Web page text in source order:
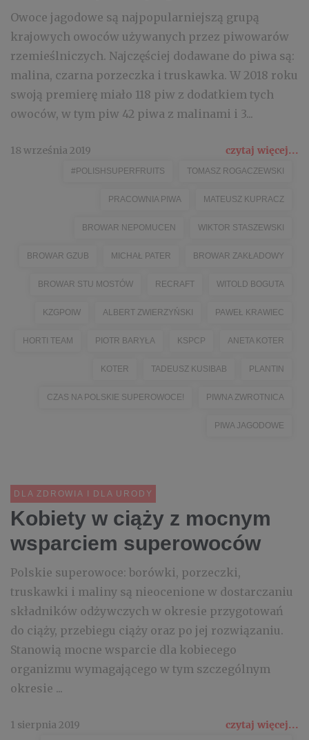
Owoce jagodowe są najpopularniejszą grupą
krajowych owoców używanych przez piwowarów
rzemieślniczych. Najczęściej dodawane do piwa są:
malina, czarna porzeczka i truskawka. W 2018 roku
swoją premierę miało 118 piw z dodatkiem tych
owoców, w tym piw 42 piwa z malinami i 3...
18 września 2019 czytaj więcej...
#POLISHSUPERFRUITS TOMASZ ROGACZEWSKI
PRACOWNIA PIWA MATEUSZ KUPRACZ
BROWAR NEPOMUCEN WIKTOR STASZEWSKI
BROWAR GZUB MICHAŁ PATER BROWAR ZAKŁADOWY
BROWAR STU MOSTÓW RECRAFT WITOLD BOGUTA
KZGPOIW ALBERT ZWIERZYŃSKI PAWEŁ KRAWIEC
HORTI TEAM PIOTR BARYŁA KSPCP ANETA KOTER
KOTER TADEUSZ KUSIBAB PLANTIN
CZAS NA POLSKIE SUPEROWOCE! PIWNA ZWROTNICA
PIWA JAGODOWE
DLA ZDROWIA I DLA URODY
Kobiety w ciąży z mocnym
wsparciem superowoców
Polskie superowoce: borówki, porzeczki,
truskawki i maliny są nieocenione w dostarczaniu
składników odżywczych w okresie przygotowań
do ciąży, przebiegu ciąży oraz po jej rozwiązaniu.
Stanowią mocne wsparcie dla kobiecego
organizmu wymagającego w tym szczególnym
okresie ...
1 sierpnia 2019 czytaj więcej...